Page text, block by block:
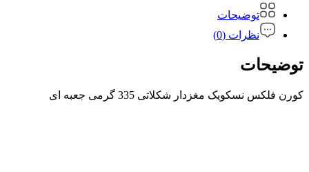
توضیحات
نظرات (0)
توضیحات
کورن فلکس نسکویک مغزدار شکلاتی 335 گرمی جعبه ای